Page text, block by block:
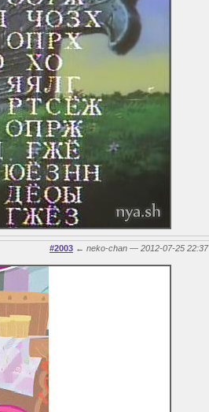
#2003 ← neko-chan — 2012-07-25 22:37